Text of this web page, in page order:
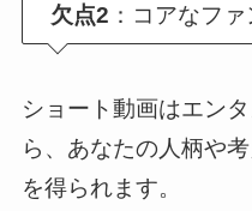
欠点2 ：コアなフ
ショート動画はエン
ら、あなたの人柄や
を得られます。